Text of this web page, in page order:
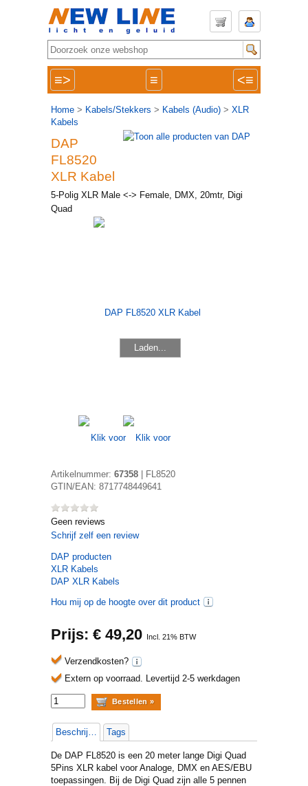
≡> ≡ <≡
Home > Kabels/Stekkers > Kabels (Audio) > XLR
Kabels
DAP
FL8520
XLR Kabel
5-Polig XLR Male <-> Female, DMX, 20mtr, Digi
Quad
Laden...
Artikelnummer: 67358
FL8520
GTIN/EAN: 8717748449641
Geen reviews
Schrijf zelf een review
DAP producten
XLR Kabels
DAP XLR Kabels
Hou mij op de hoogte over dit product
Prijs: € 49,20 Incl. 21% BTW
Verzendkosten?
Extern op voorraad. Levertijd 2-5 werkdagen
Beschrijving Tags
De DAP FL8520 is een 20 meter lange Digi Quad
5Pins XLR kabel voor Analoge, DMX en AES/EBU
toepassingen. Bij de Digi Quad zijn alle 5 pennen